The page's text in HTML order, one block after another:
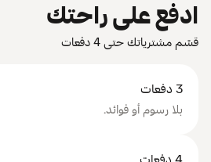
ادفع على راحتك
قسّم مشترياتك حتى 4 دفعات
3 دفعات
بلا رسوم أو فوائد.